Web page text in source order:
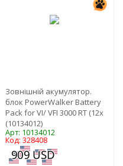
Зовнішній акумулятор.
блок PowerWalker Battery
Pack for VI/ VFI 3000 RT (12x
(10134012)
Арт: 10134012
Код: 328408